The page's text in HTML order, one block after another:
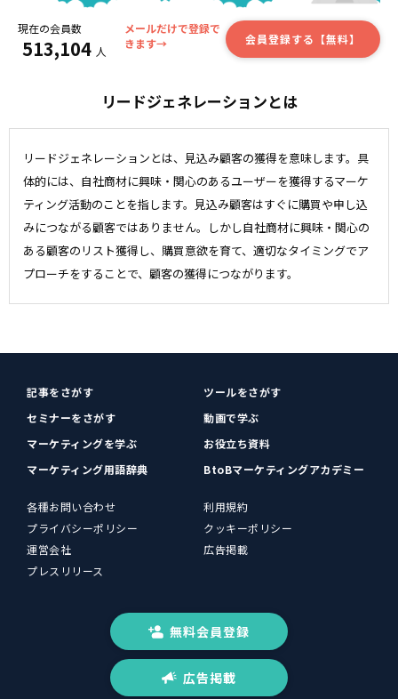
現在の会員数
513,104 人
メールだけで登録で
きます→
会員登録する【無料】
リードジェネレーションとは
リードジェネレーションとは、見込み顧客の獲得を意味します。具
体的には、自社商材に興味・関心のあるユーザーを獲得するマーケ
ティング活動のことを指します。見込み顧客はすぐに購買や申し込
みにつながる顧客ではありません。しかし自社商材に興味・関心の
ある顧客のリスト獲得し、購買意欲を育て、適切なタイミングでア
プローチをすることで、顧客の獲得につながります。
記事をさがす
ツールをさがす
セミナーをさがす
動画で学ぶ
マーケティングを学ぶ
お役立ち資料
マーケティング用語辞典
BtoBマーケティングアカデミー
各種お問い合わせ
利用規約
プライバシーポリシー
クッキーポリシー
運営会社
広告掲載
プレスリリース
無料会員登録
広告掲載